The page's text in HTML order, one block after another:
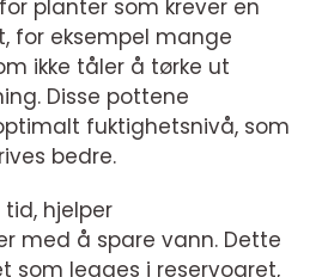
planter som krever en
for eksempel mange
ikke tåler å tørke ut
Disse pottene
fuktighetsnivå, som
bedre.
hjelper
med å spare vann. Dette
som legges i reservoaret,